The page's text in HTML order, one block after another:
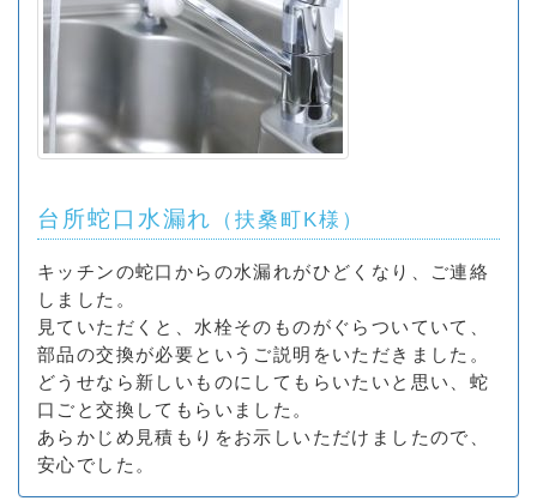
台所蛇口水漏れ （扶桑町K様）
キッチンの蛇口からの水漏れがひどくなり、ご連絡
しました。
見ていただくと、水栓そのものがぐらついていて、
部品の交換が必要というご説明をいただきました。
どうせなら新しいものにしてもらいたいと思い、蛇
口ごと交換してもらいました。
あらかじめ見積もりをお示しいただけましたので、
安心でした。